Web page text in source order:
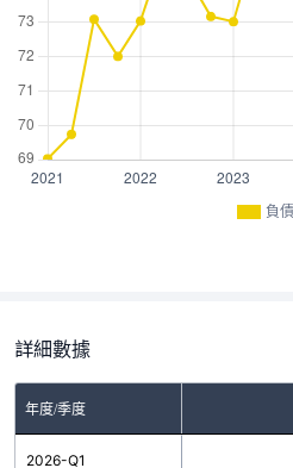
負
詳細數據
年度/季度
2026-Q1